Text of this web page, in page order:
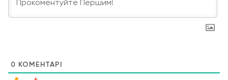
0 КОМЕНТАРІ